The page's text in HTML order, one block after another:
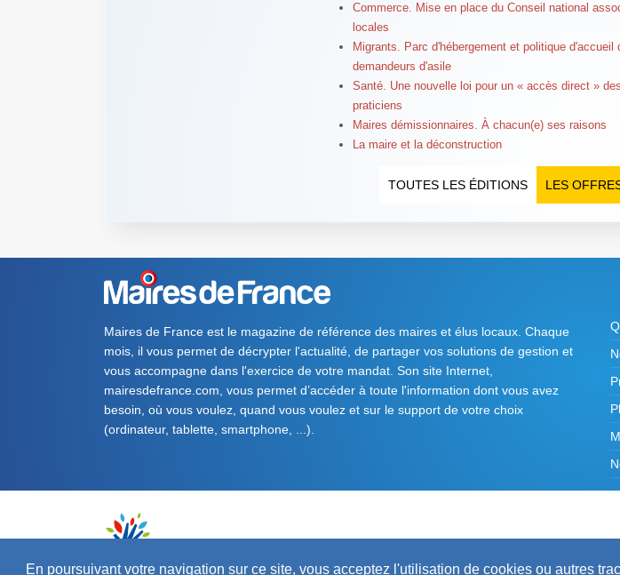
En poursuivant votre navigation sur ce site, vous acceptez l'utilisation de cookies ou autres
Commerce. Mise en place du Conseil national
locales
Migrants. Parc d'hébergement et politique d'accueil
demandeurs d'asile
Santé. Une nouvelle loi pour un « accès direct »
praticiens
Maires démissionnaires. À chacun(e) ses raisons
La maire et la déconstruction
LES
TOUTES LES ÉDITIONS
Maires de France est le magazine de référence des maires et élus locaux. Chaque
mois, il vous permet de décrypter l'actualité, de partager vos solutions de gestion et
vous accompagne dans l'exercice de votre mandat. Son site Internet,
mairesdefrance.com, vous permet d’accéder à toute l'information dont vous avez
besoin, où vous voulez, quand vous voulez et sur le support de votre choix
(ordinateur, tablette, smartphone, ...).
Maires